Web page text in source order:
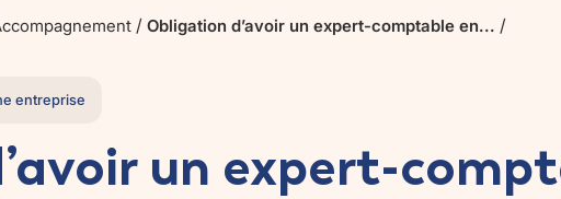
/ Obligation d’avoir un expert-comptable en... /
entreprise
un expert-